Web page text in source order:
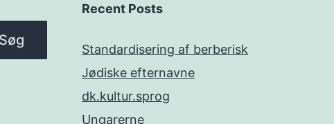
Recent Posts
Standardisering af berberisk
Jødiske efternavne
dk.kultur.sprog
Ungarerne